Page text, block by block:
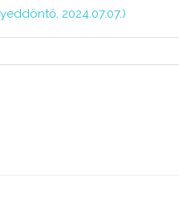
2024.07.07.)